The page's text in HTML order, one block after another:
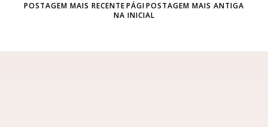
POSTAGEM MAIS RECENTE POSTAGEM MAIS ANTIGA
PÁGI
NA INICIAL